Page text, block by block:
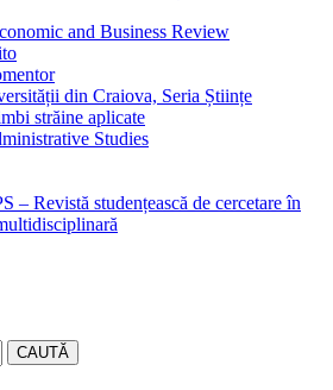
and Business Review
din Craiova, Seria Științe
străine aplicate
Studies
– Revistă studențească de cercetare în
CAUTĂ